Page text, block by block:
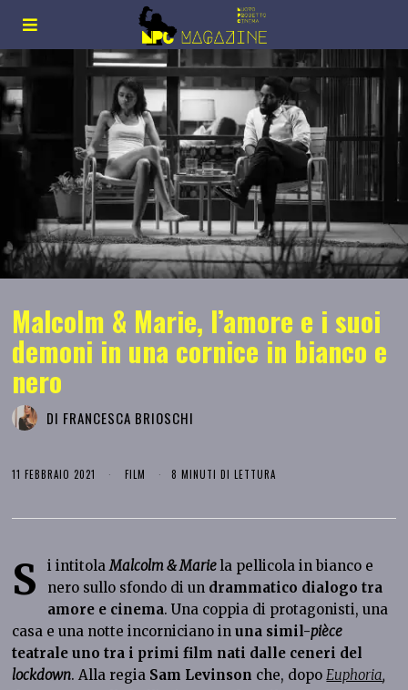
Malcolm & Marie, l’amore e i suoi
demoni in una cornice in bianco e
nero
DI FRANCESCA BRIOSCHI
11 FEBBRAIO 2021 FILM 8 MINUTI DI LETTURA
S i intitolaMalcolm & Mariela pellicola in bianco e
nero sullo sfondo di un drammatico dialogo tra
amore e cinema. Una coppia di protagonisti, una
casa e una notte incorniciano inuna simil-pièce
teatrale uno tra i primi film nati dalle ceneri del
lockdown. Alla regia Sam Levinson che, dopoEuphoria,